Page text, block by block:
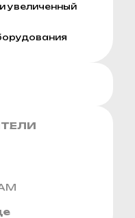
увеличенный